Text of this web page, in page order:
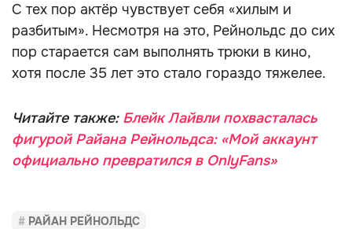
С тех пор актёр чувствует себя «хилым и
разбитым». Несмотря на это, Рейнольдс до сих
пор старается сам выполнять трюки в кино,
хотя после 35 лет это стало гораздо тяжелее.
Читайте также: Блейк Лайвли похвасталась
фигурой Райана Рейнольдса: «Мой аккаунт
официально превратился в OnlyFans»
РАЙАН РЕЙНОЛЬДС